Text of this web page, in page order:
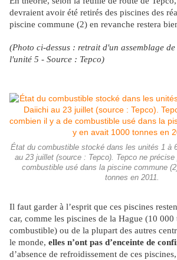
devraient avoir été retirés des piscines des
piscine commune (2) en revanche restera
(Photo ci-dessus : retrait d'un assemblage
l'unité 5 - Source : Tepco)
État du combustible stocké dans les unités 1 à
au 23 juillet (source : Tepco). Tepco ne
combustible usé dans la piscine commune
tonnes en 2011.
Il faut garder à l’esprit que ces piscines
car, comme les piscines de la Hague (10 000
combustible) ou de la plupart des autres
le monde, elles n’ont pas d’enceinte de
d’absence de refroidissement de ces